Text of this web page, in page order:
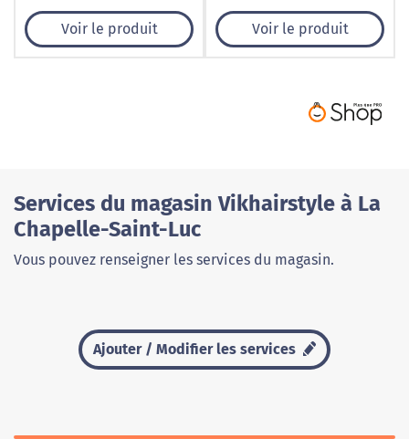
Voir le produit Voir le produit
Services du magasin Vikhairstyle à La
Chapelle-Saint-Luc
Vous pouvez renseigner les services du magasin.
Ajouter / Modifier les services